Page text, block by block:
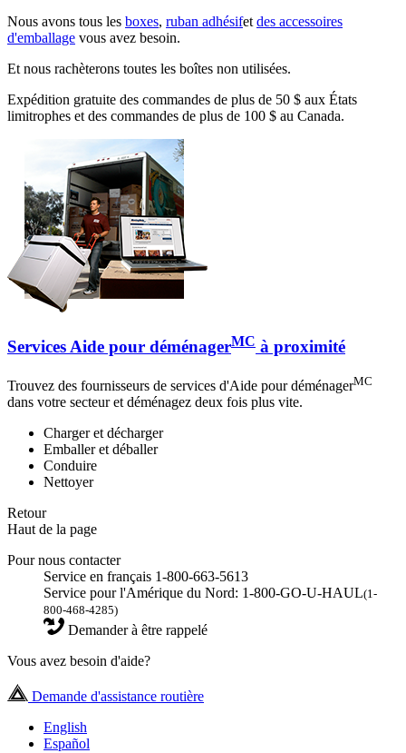
Nous avons tous les boxes, ruban adhésifetdes accessoires
d'emballage vous avez besoin.
Et nous rachèterons toutes les boîtes non utilisées.
Expédition gratuite des commandes de plus de 50 $ aux États
limitrophes et des commandes de plus de 100 $ au Canada.
Services Aide pour déménagerMC à proximité
Trouvez des fournisseurs de services d'Aide pour déménagerMC
dans votre secteur et déménagez deux fois plus vite.
Charger et décharger
Emballer et déballer
Conduire
Nettoyer
Retour
Haut de la page
Pour nous contacter
Service en français 1-800-663-5613
Service pour l'Amérique du Nord: 1-800-GO-U-HAUL(1-
800-468-4285)
Demander à être rappelé
Vous avez besoin d'aide?
Demande d'assistance routière
English
Español